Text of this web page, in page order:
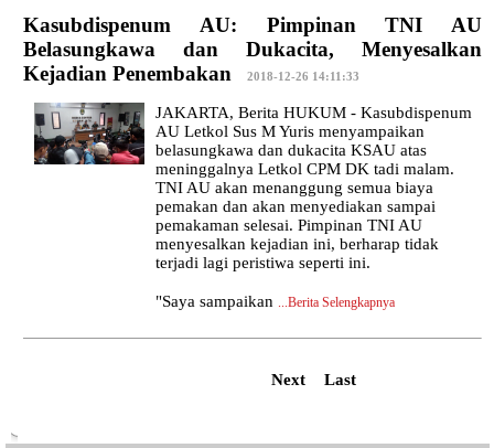
Kasubdispenum AU: Pimpinan TNI AU
Belasungkawa dan Dukacita, Menyesalkan
Kejadian Penembakan
2018-12-26 14:11:33
JAKARTA, Berita HUKUM - Kasubdispenum
AU Letkol Sus M Yuris menyampaikan
belasungkawa dan dukacita KSAU atas
meninggalnya Letkol CPM DK tadi malam.
TNI AU akan menanggung semua biaya
pemakan dan akan menyediakan sampai
pemakaman selesai. Pimpinan TNI AU
menyesalkan kejadian ini, berharap tidak
terjadi lagi peristiwa seperti ini.
"Saya sampaikan ...Berita Selengkapnya
Next Last